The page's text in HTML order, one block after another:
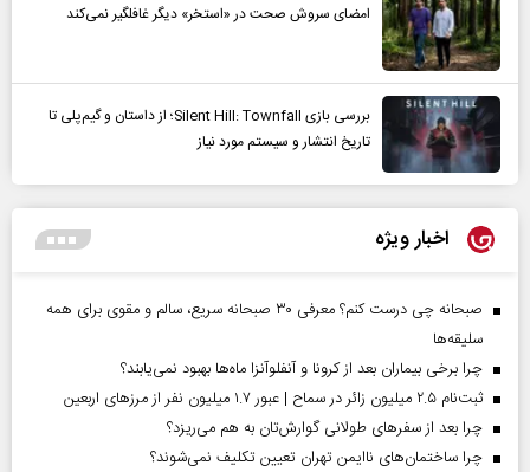
امضای سروش صحت در «استخر» دیگر غافلگیر نمی‌کند
بررسی بازی Silent Hill: Townfall؛ از داستان و گیم‌پلی تا
تاریخ انتشار و سیستم مورد نیاز
اخبار ویژه
صبحانه چی درست کنم؟ معرفی ۳۰ صبحانه سریع، سالم و مقوی برای همه
سلیقه‌ها
چرا برخی بیماران بعد از کرونا و آنفلوآنزا ماه‌ها بهبود نمی‌یابند؟
ثبت‌نام ۲.۵ میلیون زائر در سماح | عبور ۱.۷ میلیون نفر از مرز‌های اربعین
چرا بعد از سفرهای طولانی گوارش‌تان به هم می‌ریزد؟
چرا ساختمان‌های ناایمن تهران تعیین تکلیف نمی‌شوند؟